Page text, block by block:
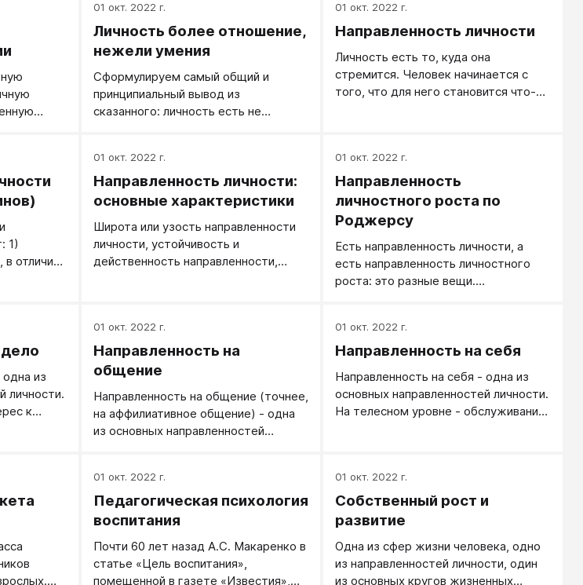
стержень! Каркас личности
обязательно должен быть - должны
быть ваши собственные ценности,
ваше собственное понимание жизни
и следование вашим собственным
целям, вашим собственным
решениям. Эта способность дает
жизненные акции, быть причиной
своей жизни, а не следствием, дает
возможность обдуманного
эффективного руководителя или
удачливого инвестора.
с
и
Для
01 окт. 2022 г.
Личность более отношение,
нежели умения
Сформулируем самый общий и
принципиальный вывод из
сказанного: личность есть не
к миру, к людям, к себе, сумма
желаний и целей. Уже поэтому
задачу содействия формированию
задаче обучения (этим всегда
грешила официальная педагогика).
Нужен иной путь.
01 окт. 2022 г.
Направленность личности
Личность есть то, куда она
стремится. Человек начинается с
того, что для него становится что-то
личного существования.
1)
отличие
"Я" и
2) от
01 окт. 2022 г.
Направленность личности:
основные характеристики
Широта или узость направленности
личности, устойчивость и
действенность направленности,
01 окт. 2022 г.
Направленность
личностного роста по
Роджерсу
Есть направленность личности, а
есть направленность личностного
роста: это разные вещи.
играм и другим развлечениям - это
актуальная направленность его
личностного роста все равно идет к
взрослению, и через несколько лет
одни увлечения уступят место
развития человека в соответствии с
выражение его изначальной
природы.
из
личности.
к
на дело
от
01 окт. 2022 г.
Направленность на
общение
Направленность на общение (точнее,
на аффилиативное общение) - одна
из основных направленностей
разное содержание. Склонность
потрепаться, интерес к людям,
внимательность к отношениям,
проявления многообразны.
01 окт. 2022 г.
Направленность на себя
Направленность на себя - одна из
основных направленностей личности.
На телесном уровне - обслуживание
и потребительство, на личностном -
направленность на рост и развитие,
стремление к личному счастью или
самоактуализации. В зависимости от
уровня развития личности
направленность на себя может
01 окт. 2022 г.
Педагогическая психология
воспитания
Почти 60 лет назад А.С. Макаренко в
статье «Цель воспитания»,
помещенной в газете «Известия»,
01 окт. 2022 г.
Собственный рост и
развитие
Одна из сфер жизни человека, одно
из направленностей личности, один
из основных кругов жизненных